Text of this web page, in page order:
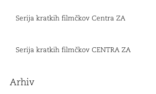
Serija kratkih filmčkov Centra ZA
Serija kratkih filmčkov CENTRA ZA
Arhiv